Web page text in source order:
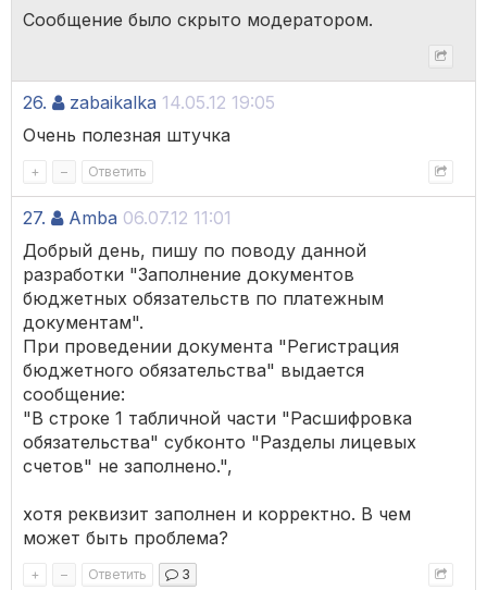
Сообщение было скрыто модератором.
26. zabaikalka 14.05.12 19:05
Очень полезная штучка
+ – Ответить
27. Amba 06.07.12 11:01
Добрый день, пишу по поводу данной
разработки "Заполнение документов
бюджетных обязательств по платежным
документам".
При проведении документа "Регистрация
бюджетного обязательства" выдается
сообщение:
"В строке 1 табличной части "Расшифровка
обязательства" cубконто "Разделы лицевых
счетов" не заполнено.",
хотя реквизит заполнен и корректно. В чем
может быть проблема?
+ – Ответить 3